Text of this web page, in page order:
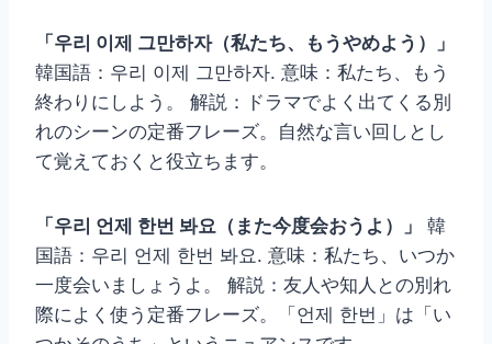
「우리 이제 그만하자（私たち、もうやめよう）」
韓国語：우리 이제 그만하자. 意味：私たち、もう
終わりにしよう。 解説：ドラマでよく出てくる別
れのシーンの定番フレーズ。自然な言い回しとし
て覚えておくと役立ちます。
「우리 언제 한번 봐요（また今度会おうよ）」
韓
国語：우리 언제 한번 봐요. 意味：私たち、いつか
一度会いましょうよ。 解説：友人や知人との別れ
際によく使う定番フレーズ。「언제 한번」は「い